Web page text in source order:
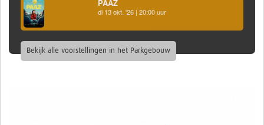
PAAZ
di 13 okt. '26 | 20:00 uur
Bekijk alle voorstellingen in het Parkgebouw